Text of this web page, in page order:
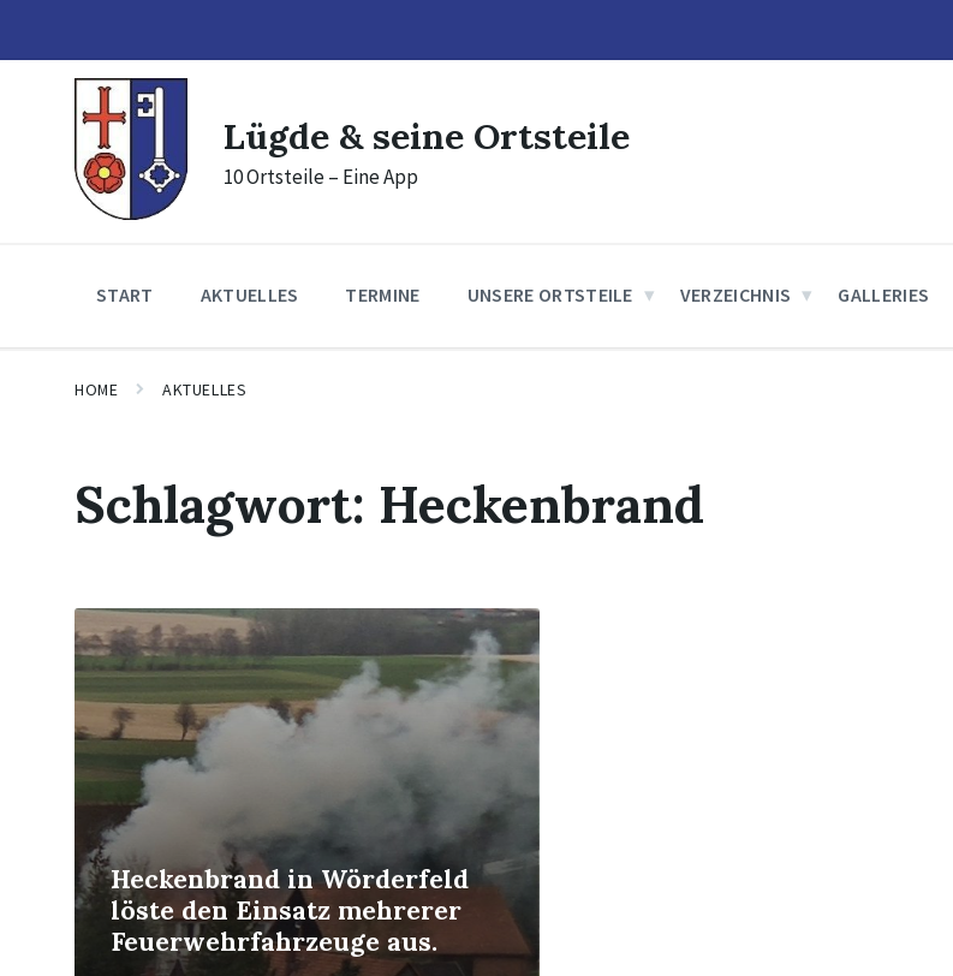
content
main
navigation
footer
Lügde & seine Ortsteile
10 Ortsteile – Eine App
START AKTUELLES TERMINE UNSERE ORTSTEILE VERZEICHNIS GALLERIES
HOME AKTUELLES
Schlagwort: Heckenbrand
Heckenbrand in Wörderfeld
löste den Einsatz mehrerer
Feuerwehrfahrzeuge aus.
Mehr
erfahren